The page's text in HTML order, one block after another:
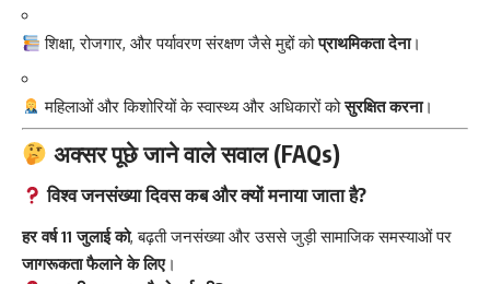
शिक्षा, रोजगार, और पर्यावरण संरक्षण जैसे मुद्दों कोप्राथमिकता देना।
महिलाओं और किशोरियों के स्वास्थ्य और अधिकारों कोसुरक्षित करना।
अक्सर पूछे जाने वाले सवाल (FAQs)
विश्व जनसंख्या दिवस कब और क्यों मनाया जाता है?
हर वर्ष 11 जुलाई को, बढ़ती जनसंख्या और उससे जुड़ी सामाजिक समस्याओं पर
जागरूकता फैलाने के लिए।